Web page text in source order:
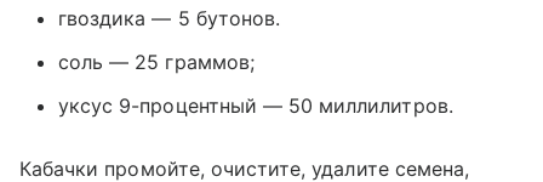
гвоздика — 5 бутонов.
соль — 25 граммов;
уксус 9-процентный — 50 миллилитров.
Кабачки промойте, очистите, удалите семена,